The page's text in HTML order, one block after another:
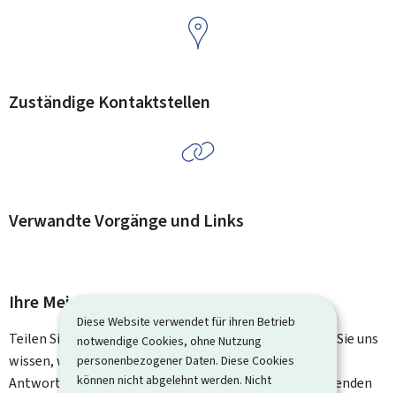
Diese Website verwendet für ihren Betrieb
notwendige Cookies, ohne Nutzung
personenbezogener Daten. Diese Cookies
können nicht abgelehnt werden. Nicht
Zuständige Kontaktstellen
Verwandte Vorgänge und Links
Ihre Meinung interessiert uns
Teilen Sie uns Ihre Meinung zu dieser Seite mit. Lassen Sie uns
wissen, was wir verbessern können. Sie erhalten keine
Antwort auf Ihr Feedback. Für spezifische Fragen verwenden